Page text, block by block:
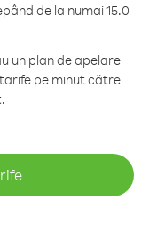
de la numai 15.0
un plan de apelare
pe minut către